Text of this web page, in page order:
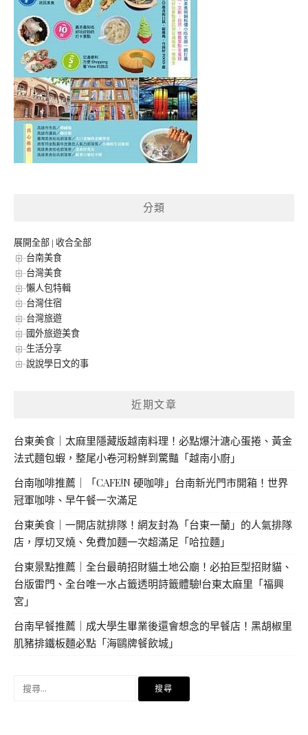
分類
展開全部 | 收合全部
台南美食
台灣美食
懶人包特輯
台灣住宿
台灣旅遊
國外旅遊美食
生活分享
說說學日文的事
近期文章
台東美食｜太麻里隱藏版越南料理！必點爆汁溏心蛋捲、黃金
法式麵包蝦，整尾小卷河粉鮮到驚豔「越南小廚」
台南咖啡推薦｜「CAFE!N 硬咖啡」台南新光門市開箱！世界
冠軍咖啡、早午餐一次滿足
台東美食｜一開店就排隊！網友封為「台東一蘭」的人氣排隊
店，厚切叉燒、免費加麵一次超滿足「哈拉麵」
台東景點推薦｜全台最萌招財貓土地公廟！必拍巨型招財貓、
台版雷門、全台唯一水占籤透明詩籤體驗!台東太麻里「福興
宮」
台南早餐推薦｜成大學生畢業後還會想念的早餐店！黑胡椒里
肌豬排鐵板麵必點「海鷗牌餐飲城」